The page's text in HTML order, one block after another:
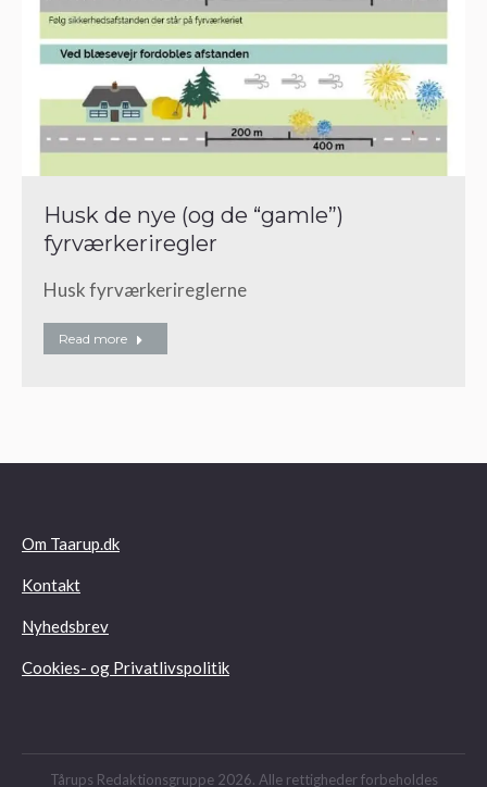
Husk de nye (og de “gamle”)
fyrværkeriregler
Husk fyrværkerireglerne
Read more
Om Taarup.dk
Kontakt
Nyhedsbrev
Cookies- og Privatlivspolitik
Tårups Redaktionsgruppe 2026. Alle rettigheder forbeholdes